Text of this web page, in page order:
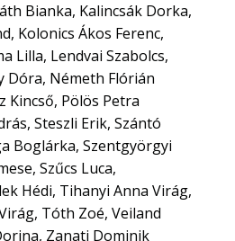
Bianka, Kalincsák Dorka,
Kolonics Ákos Ferenc,
Lilla, Lendvai Szabolcs,
Dóra, Németh Flórián
Kincső, Pölös Petra
Steszli Erik, Szántó
Boglárka, Szentgyörgyi
Szűcs Luca,
Hédi, Tihanyi Anna Virág,
Tóth Zoé, Veiland
Zanati Dominik